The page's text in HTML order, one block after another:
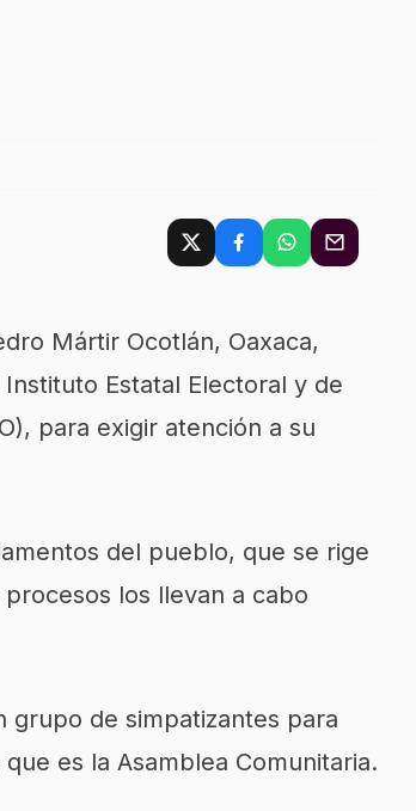
Mártir Ocotlán, Oaxaca,
Estatal Electoral y de
para exigir atención a su
del pueblo, que se rige
los llevan a cabo
grupo de simpatizantes para
es la Asamblea Comunitaria.